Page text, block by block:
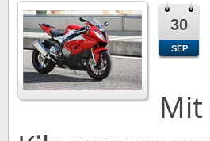
30
SEP
Mit